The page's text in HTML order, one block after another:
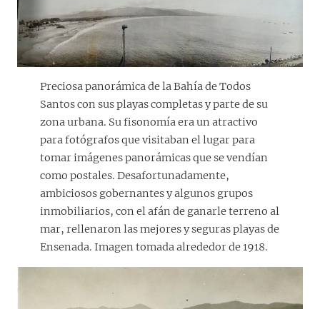
Preciosa panorámica de la Bahía de Todos
Santos con sus playas completas y parte de su
zona urbana. Su fisonomía era un atractivo
para fotógrafos que visitaban el lugar para
tomar imágenes panorámicas que se vendían
como postales. Desafortunadamente,
ambiciosos gobernantes y algunos grupos
inmobiliarios, con el afán de ganarle terreno al
mar, rellenaron las mejores y seguras playas de
Ensenada. Imagen tomada alrededor de 1918.